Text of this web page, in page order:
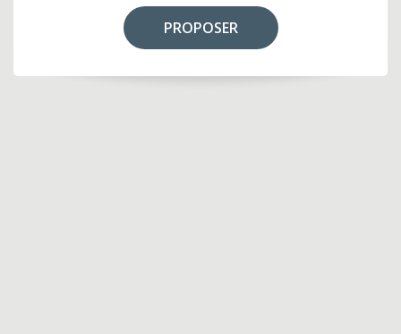
PROPOSER